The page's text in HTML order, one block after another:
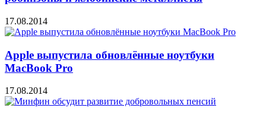
17.08.2014
Apple выпустила обновлённые ноутбуки
MacBook Pro
17.08.2014